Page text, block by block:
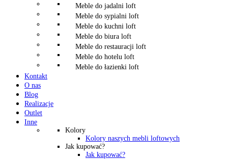
Meble do jadalni loft
Meble do sypialni loft
Meble do kuchni loft
Meble do biura loft
Meble do restauracji loft
Meble do hotelu loft
Meble do łazienki loft
Kontakt
O nas
Blog
Realizacje
Outlet
Inne
Kolory
Kolory naszych mebli loftowych
Jak kupować?
Jak kupować?